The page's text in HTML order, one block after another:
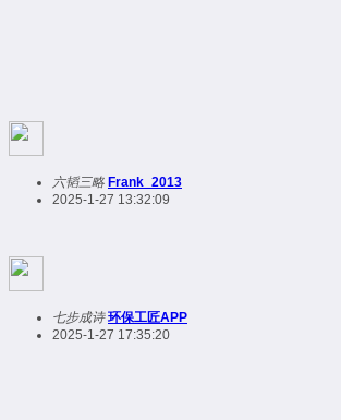
六韬三略 Frank_2013
2025-1-27 13:32:09
七步成诗 环保工匠APP
2025-1-27 17:35:20